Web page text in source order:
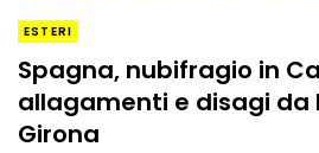
ESTERI
Spagna, nubifragio in
allagamenti e disagi da
Girona